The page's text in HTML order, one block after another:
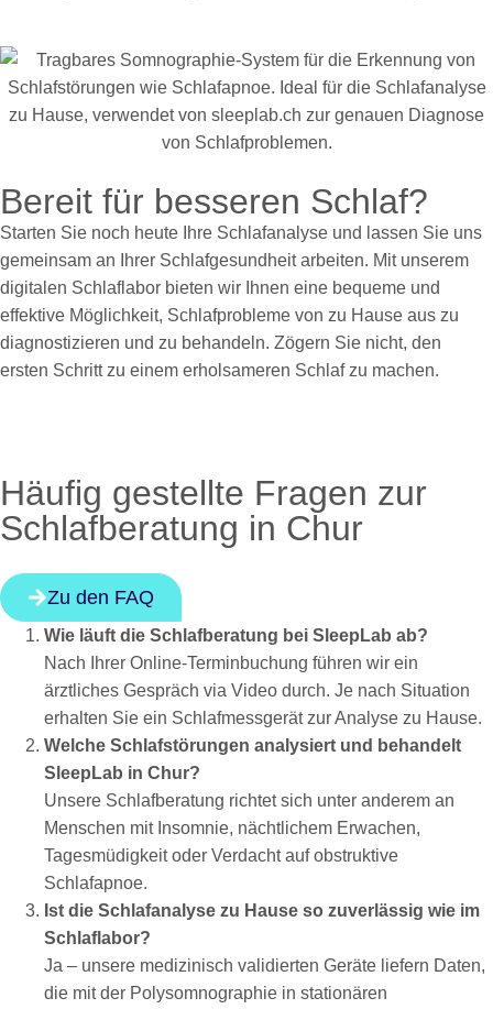
Bereit für besseren Schlaf?
Starten Sie noch heute Ihre Schlafanalyse und lassen Sie uns
gemeinsam an Ihrer Schlafgesundheit arbeiten. Mit unserem
digitalen Schlaflabor bieten wir Ihnen eine bequeme und
effektive Möglichkeit, Schlafprobleme von zu Hause aus zu
diagnostizieren und zu behandeln. Zögern Sie nicht, den
ersten Schritt zu einem erholsameren Schlaf zu machen.
Häufig gestellte Fragen zur
Schlafberatung in Chur
Zu den FAQ
Wie läuft die Schlafberatung bei SleepLab ab?
Nach Ihrer Online-Terminbuchung führen wir ein
ärztliches Gespräch via Video durch. Je nach Situation
erhalten Sie ein Schlafmessgerät zur Analyse zu Hause.
Welche Schlafstörungen analysiert und behandelt
SleepLab in Chur?
Unsere Schlafberatung richtet sich unter anderem an
Menschen mit Insomnie, nächtlichem Erwachen,
Tagesmüdigkeit oder Verdacht auf obstruktive
Schlafapnoe.
Ist die Schlafanalyse zu Hause so zuverlässig wie im
Schlaflabor?
Ja – unsere medizinisch validierten Geräte liefern Daten,
die mit der Polysomnographie in stationären